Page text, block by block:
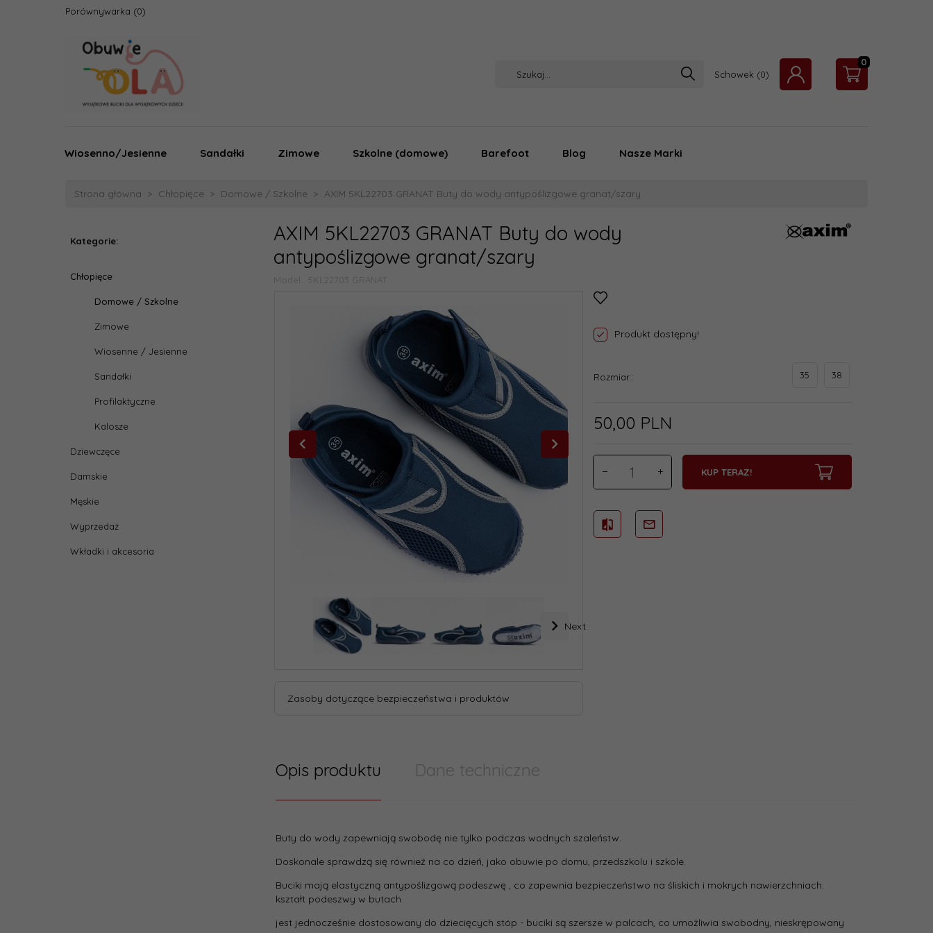
Porównywarka
Schowek
0
Wiosenno/Jesienne Sandałki Zimowe Szkolne (domowe) Barefoot Blog Nasze Marki
Strona główna Chłopięce Domowe / Szkolne AXIM 5KL22703 GRANAT Buty do wody antypoślizgowe granat/szary
Kategorie:
Chłopięce
Domowe / Szkolne
Zimowe
Wiosenne / Jesienne
Sandałki
Profilaktyczne
Kalosze
Dziewczęce
Damskie
Męskie
Wyprzedaż
Wkładki i akcesoria
AXIM 5KL22703 GRANAT Buty do wody
antypoślizgowe granat/szary
Model: 5KL22703 GRANAT
Next
Zasoby dotyczące bezpieczeństwa i produktów
Produkt dostępny!
Rozmiar:: 35 38
50,00 PLN
KUP TERAZ!
Opis produktu Dane techniczne
Buty do wody zapewniają swobodę nie tylko podczas wodnych szaleństw.
Doskonale sprawdzą się również na co dzień, jako obuwie po domu, przedszkolu i szkole.
Buciki mają elastyczną antypoślizgową podeszwę , co zapewnia bezpieczeństwo na śliskich i mokrych nawierzchniach.
kształt podeszwy w butach
jest jednocześnie dostosowany do dziecięcych stóp - buciki są szersze w palcach, co umożliwia swobodny, nieskrępowany
Dane techniczne
Kod
producenta:
5KL22703 GRANAT
Gwarancja:: 12 miesięcy
Buty
Materiał
zewnętrzny:
Materiał tekstylny - siateczka
Materiał
Materiał tekstylny